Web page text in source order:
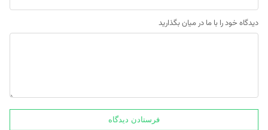
دیدگاه خود را با ما در میان بگذارید